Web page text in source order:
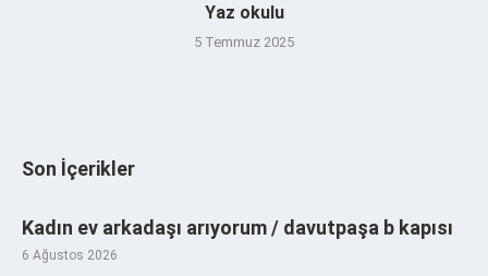
Yaz okulu
5 Temmuz 2025
Son İçerikler
Kadın ev arkadaşı arıyorum / davutpaşa b kapısı
6 Ağustos 2026